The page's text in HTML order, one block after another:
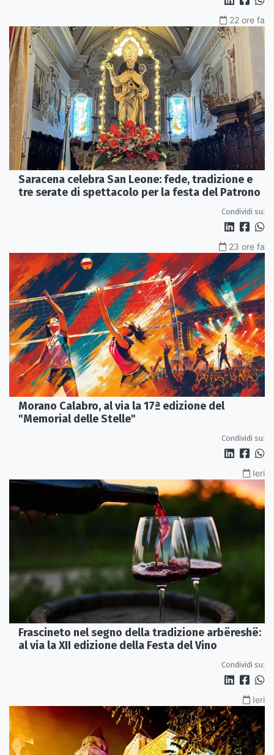
22 ore fa
Saracena celebra San Leone: fede, tradizione e
tre serate di spettacolo per la festa del Patrono
Condividi su:
23 ore fa
Morano Calabro, al via la 17ª edizione del
"Memorial delle Stelle"
Condividi su:
Ieri
Frascineto nel segno della tradizione arbëreshë:
al via la XII edizione della Festa del Vino
Condividi su:
Ieri